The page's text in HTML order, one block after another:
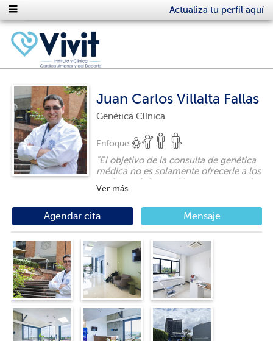
Actualiza tu perfil aquí
Juan Carlos Villalta Fallas
Genética Clínica
Enfoque:
"El objetivo de la consulta de genética
médica no es solamente ofrecerle a los
pacientes información, apoyo ante el
eventual riesgo de tener trastornos
nuevos avances en el diagnóstico y
tratamiento de las enfermedades
sobre todo con calidad y calor
humano."
Ver más
Agendar cita Mensaje